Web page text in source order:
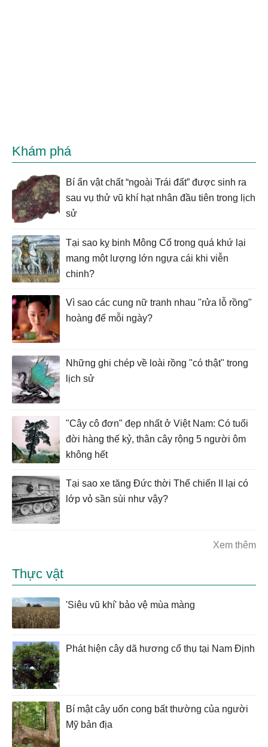
Khám phá
Bí ẩn vật chất “ngoài Trái đất” được sinh ra
sau vụ thử vũ khí hạt nhân đầu tiên trong lịch
sử
Tại sao kỵ binh Mông Cổ trong quá khứ lại
mang một lượng lớn ngựa cái khi viễn
chinh?
Vì sao các cung nữ tranh nhau "rửa lỗ rồng"
hoàng đế mỗi ngày?
Những ghi chép về loài rồng "có thật" trong
lịch sử
"Cây cô đơn" đẹp nhất ở Việt Nam: Có tuổi
đời hàng thế kỷ, thân cây rộng 5 người ôm
không hết
Tại sao xe tăng Đức thời Thế chiến II lại có
lớp vỏ sần sùi như vậy?
Xem thêm
Thực vật
'Siêu vũ khí' bảo vệ mùa màng
Phát hiện cây dã hương cổ thụ tại Nam Định
Bí mật cây uốn cong bất thường của người
Mỹ bản địa